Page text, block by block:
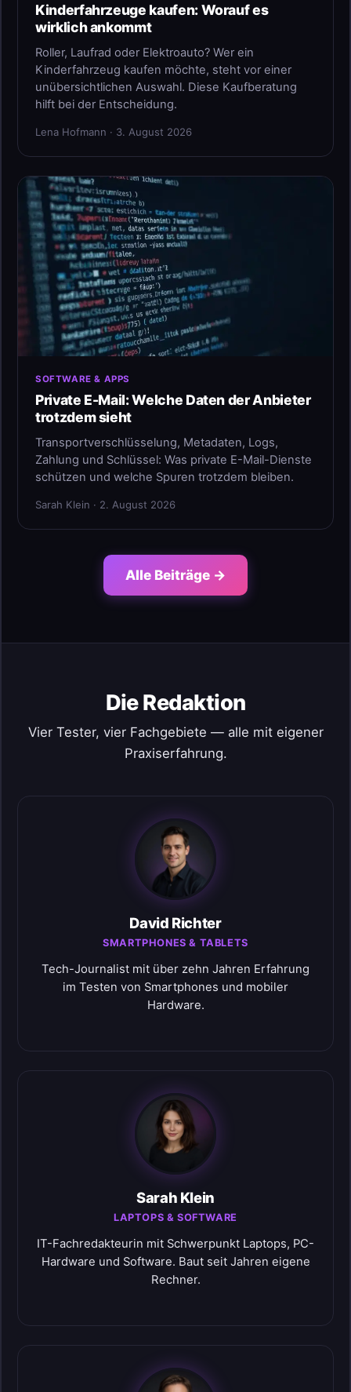
Kinderfahrzeuge kaufen: Worauf es
wirklich ankommt
Roller, Laufrad oder Elektroauto? Wer ein
Kinderfahrzeug kaufen möchte, steht vor einer
unübersichtlichen Auswahl. Diese Kaufberatung
hilft bei der Entscheidung.
Lena Hofmann · 3. August 2026
SOFTWARE & APPS
Private E-Mail: Welche Daten der Anbieter
trotzdem sieht
Transportverschlüsselung, Metadaten, Logs,
Zahlung und Schlüssel: Was private E-Mail-Dienste
schützen und welche Spuren trotzdem bleiben.
Sarah Klein · 2. August 2026
Alle Beiträge →
Die Redaktion
Vier Tester, vier Fachgebiete — alle mit eigener
Praxiserfahrung.
David Richter
SMARTPHONES & TABLETS
Tech-Journalist mit über zehn Jahren Erfahrung
im Testen von Smartphones und mobiler
Hardware.
Sarah Klein
LAPTOPS & SOFTWARE
IT-Fachredakteurin mit Schwerpunkt Laptops, PC-
Hardware und Software. Baut seit Jahren eigene
Rechner.